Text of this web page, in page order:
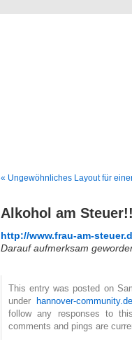
« Ungewöhnliches Layout für
Alkohol am
http://www.frau-am-
Darauf aufmerksam
This entry was posted on
underhannover-
follow any responses to
comments and pings are